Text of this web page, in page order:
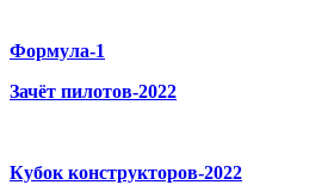
Формула-1
Зачёт пилотов-2022
Кубок конструкторов-2022